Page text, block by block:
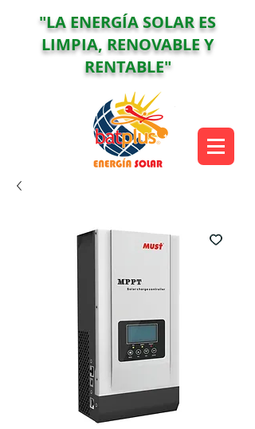
"LA ENERGÍA SOLAR ES
LIMPIA, RENOVABLE Y
RENTABLE"